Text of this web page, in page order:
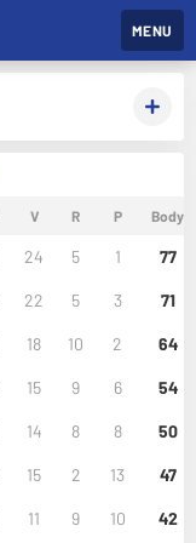
MENU
V R P Body
24 5 1 77
22 5 3 71
18 10 2 64
15 9 6 54
14 8 8 50
15 2 13 47
11 9 10 42